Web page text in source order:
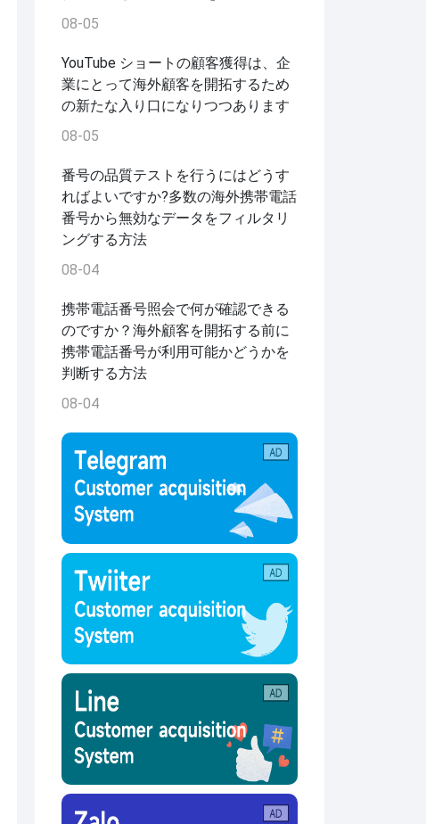
08-05
YouTube ショートの顧客獲得は、企
業にとって海外顧客を開拓するため
の新たな入り口になりつつあります
08-05
番号の品質テストを行うにはどうす
ればよいですか?多数の海外携帯電話
番号から無効なデータをフィルタリ
ングする方法
08-04
携帯電話番号照会で何が確認できる
のですか？海外顧客を開拓する前に
携帯電話番号が利用可能かどうかを
判断する方法
08-04